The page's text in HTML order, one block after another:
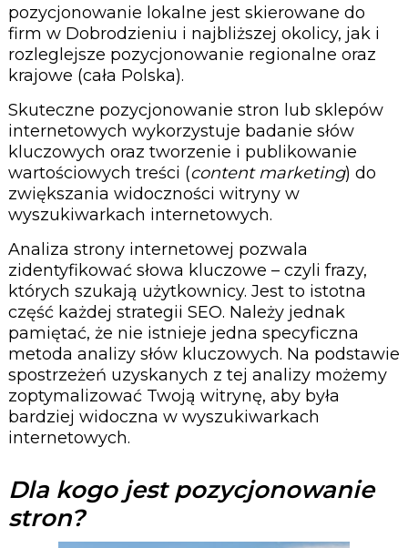
pozycjonowanie lokalne jest skierowane do
firm w Dobrodzieniu i najbliższej okolicy, jak i
rozleglejsze pozycjonowanie regionalne oraz
krajowe (cała Polska).
Skuteczne pozycjonowanie stron lub sklepów
internetowych wykorzystuje badanie słów
kluczowych oraz tworzenie i publikowanie
wartościowych treści (content marketing) do
zwiększania widoczności witryny w
wyszukiwarkach internetowych.
Analiza strony internetowej pozwala
zidentyfikować słowa kluczowe – czyli frazy,
których szukają użytkownicy. Jest to istotna
część każdej strategii SEO. Należy jednak
pamiętać, że nie istnieje jedna specyficzna
metoda analizy słów kluczowych. Na podstawie
spostrzeżeń uzyskanych z tej analizy możemy
zoptymalizować Twoją witrynę, aby była
bardziej widoczna w wyszukiwarkach
internetowych.
Dla kogo jest pozycjonowanie
stron?